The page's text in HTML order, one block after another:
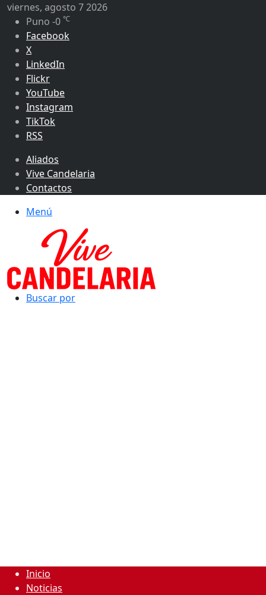
viernes, agosto 7 2026
Puno -0 ℃
Facebook
X
LinkedIn
Flickr
YouTube
Instagram
TikTok
RSS
Aliados
Vive Candelaria
Contactos
Menú
Buscar por
Inicio
Noticias